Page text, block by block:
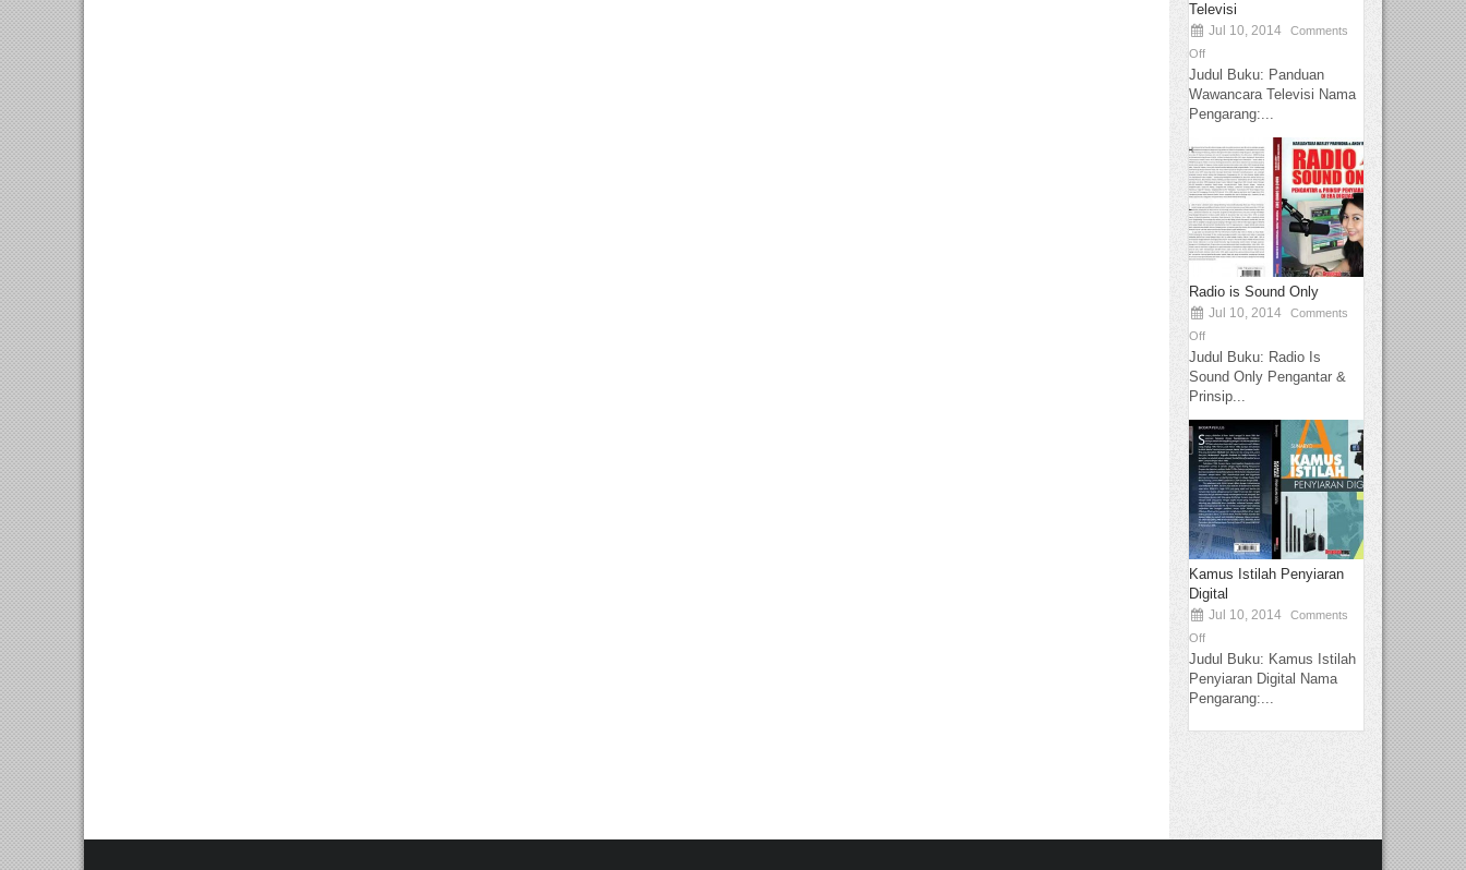
Televisi
Jul 10, 2014
Comments
Off
Judul Buku: Panduan
Wawancara Televisi Nama
Pengarang:...
Radio is Sound Only
Jul 10, 2014
Comments
Off
Judul Buku: Radio Is
Sound Only Pengantar &
Prinsip...
Kamus Istilah Penyiaran
Digital
Jul 10, 2014
Comments
Off
Judul Buku: Kamus Istilah
Penyiaran Digital Nama
Pengarang:...